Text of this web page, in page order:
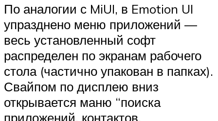
По аналогии с MiUI, в Emotion UI
упразднено меню приложений —
весь установленный софт
распределен по экранам рабочего
стола (частично упакован в папках).
Свайпом по дисплею вниз
открывается маню “поиска
приложений, контактов,